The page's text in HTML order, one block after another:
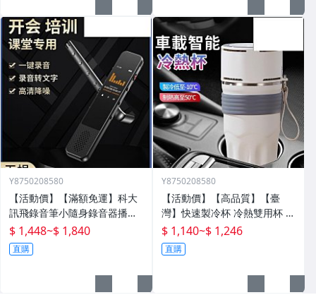
Y8750208580
【活動價】【滿額免運】科大
訊飛錄音筆小隨身錄音器播放
器設備神器專業高清降噪轉文
字超
$ 1,448~$ 1,840
直購
Y8750208580
【活動價】【高品質】【臺
灣】快速製冷杯 冷熱雙用杯 保
溫杯 辦公室水杯 保冰杯 製冷
水杯 車載水杯 充電水杯 恆溫
杯 半
$ 1,140~$ 1,246
直購